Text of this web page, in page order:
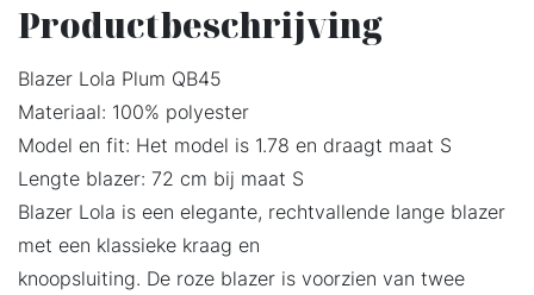
Productbeschrijving
Blazer Lola Plum QB45
Materiaal: 100% polyester
Model en fit: Het model is 1.78 en draagt maat S
Lengte blazer: 72 cm bij maat S
Blazer Lola is een elegante, rechtvallende lange blazer
met een klassieke kraag en
knoopsluiting. De roze blazer is voorzien van twee